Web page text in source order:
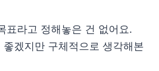
표라고 정해놓은 건 없어요.
겠지만 구체적으로 생각해본